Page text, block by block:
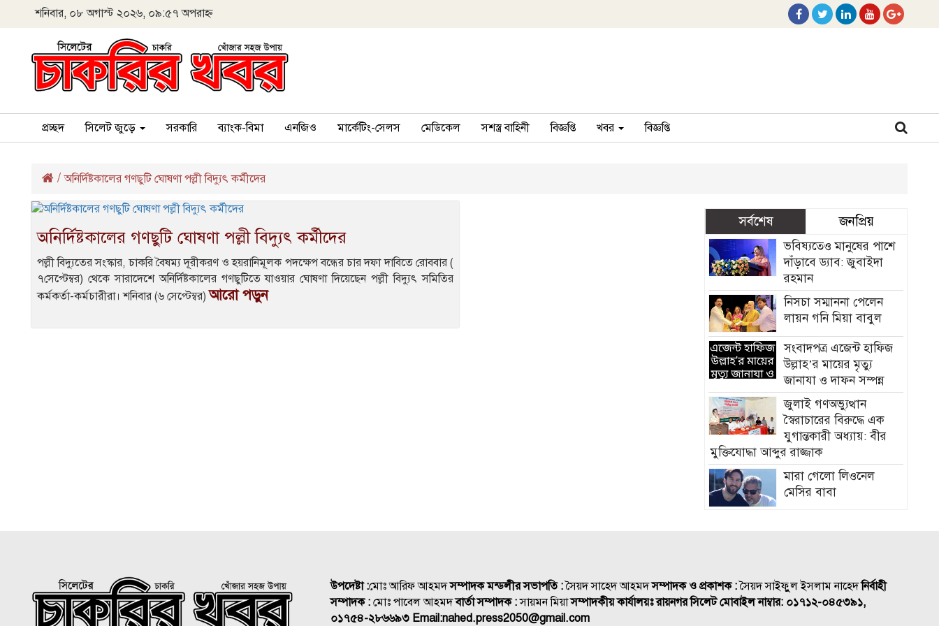
শনিবার, ০৮ অগাস্ট ২০২৬, ০৯:৫৭ অপরাহ্ন
প্রচ্ছদ সিলেট জুড়ে সরকারি ব্যাংক-বিমা এনজিও মার্কেটিং-সেলস মেডিকেল সশস্ত্র বাহিনী বিজ্ঞপ্তি খবর বিজ্ঞপ্তি
/অনির্দিষ্টকালের গণছুটি ঘোষণা পল্লী বিদ্যুৎ কর্মীদের
অনির্দিষ্টকালের গণছুটি ঘোষণা পল্লী বিদ্যুৎ কর্মীদের
পল্লী বিদ্যুতের সংস্কার, চাকরি বৈষম্য দূরীকরণ ও হয়রানিমূলক পদক্ষেপ বন্ধের চার দফা দাবিতে রোববার (
৭সেপ্টেম্বর) থেকে সারাদেশে অনির্দিষ্টকালের গণছুটিতে যাওয়ার ঘোষণা দিয়েছেন পল্লী বিদ্যুৎ সমিতির
কর্মকর্তা-কর্মচারীরা। শনিবার (৬ সেপ্টেম্বর) আরো পড়ুন
সর্বশেষ জনপ্রিয়
ভবিষ্যতেও মানুষের পাশে
দাঁড়াবে ড্যাব: জুবাইদা
রহমান
নিসচা সম্মাননা পেলেন
লায়ন গনি মিয়া বাবুল
সংবাদপত্র এজেন্ট হাফিজ
উল্লাহ’র মায়ের মৃত্যু
জানাযা ও দাফন সম্পন্ন
জুলাই গণঅভ্যুত্থান
স্বৈরাচারের বিরুদ্ধে এক
যুগান্তকারী অধ্যায়: বীর
মুক্তিযোদ্ধা আব্দুর রাজ্জাক
মারা গেলো লিওনেল
মেসির বাবা
হাম ও উপসর্গে আরও ৪
শিশুর মৃত্যু, নতুন রোগী
উপদেষ্টা :মোঃ আরিফ আহমদসম্পাদক মন্ডলীর সভাপতি :সৈয়দ সাহেদ আহমদসম্পাদক ও প্রকাশক :সৈয়দ সাইফুুল ইসলাম নাহেদনির্বাহী
সম্পাদক : মোঃ পাবেল আহমদবার্তা সম্পাদক :সায়মন মিয়াসম্পাদকীয় কার্যালয়ঃ রায়নগর সিলেটমোবাইল নাম্বার: ০১৭১২-০৪৫৩৯১,
০১৭৫৪-২৮৬৬৯৩ Email:nahed.press2050@gmail.com